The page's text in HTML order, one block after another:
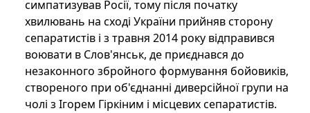
симпатизував Росії, тому після початку
хвилювань на сході України прийняв сторону
сепаратистів і з травня 2014 року відправився
воювати в Слов'янськ, де приєднався до
незаконного збройного формування бойовиків,
створеного при об'єднанні диверсійної групи на
чолі з Ігорем Гіркіним і місцевих сепаратистів.